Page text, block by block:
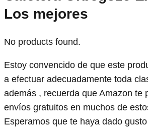
Los mejores
No products found.
Estoy convencido de que este
a efectuar adecuadamente toda
además , recuerda que Amazon te
envíos gratuitos en muchos de
Esperamos que te haya dado